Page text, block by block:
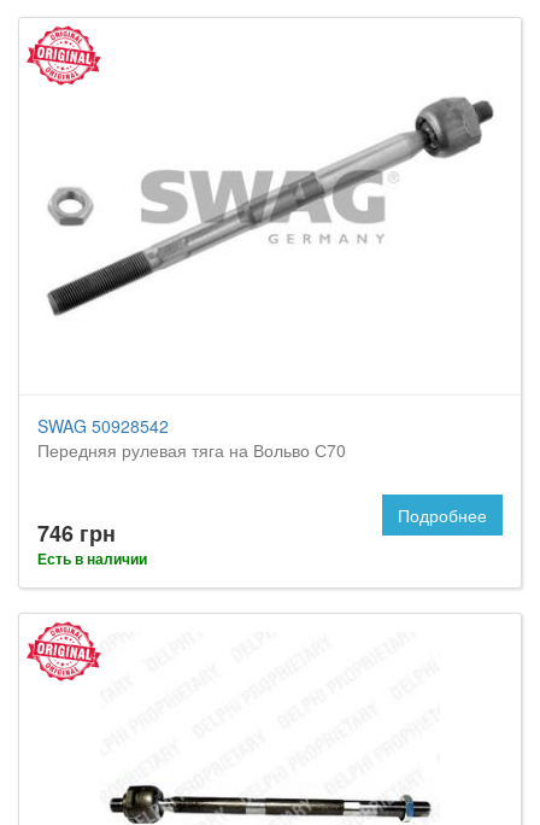
SWAG 50928542
Передняя рулевая тяга на Вольво С70
746 грн
Есть в наличии
Подробнее